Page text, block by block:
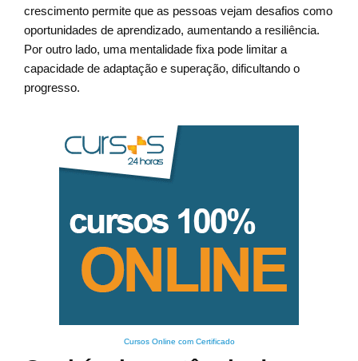
crescimento permite que as pessoas vejam desafios como
oportunidades de aprendizado, aumentando a resiliência.
Por outro lado, uma mentalidade fixa pode limitar a
capacidade de adaptação e superação, dificultando o
progresso.
Cursos Online com Certificado